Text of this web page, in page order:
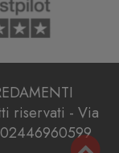
riservati - Via